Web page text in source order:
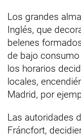
Los grandes
Inglés, que
belenes
de bajo
los horarios
locales,
Madrid, por
Las autoridades
Fráncfort,